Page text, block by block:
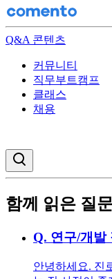
Q&A 콘텐츠
커뮤니티
직무부트캠프
클래스
채용
함께 읽은 질
Q. 연구/개발
안녕하세요. 진